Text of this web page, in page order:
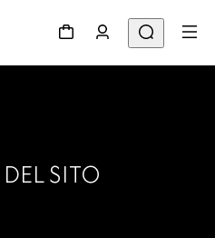
SITO